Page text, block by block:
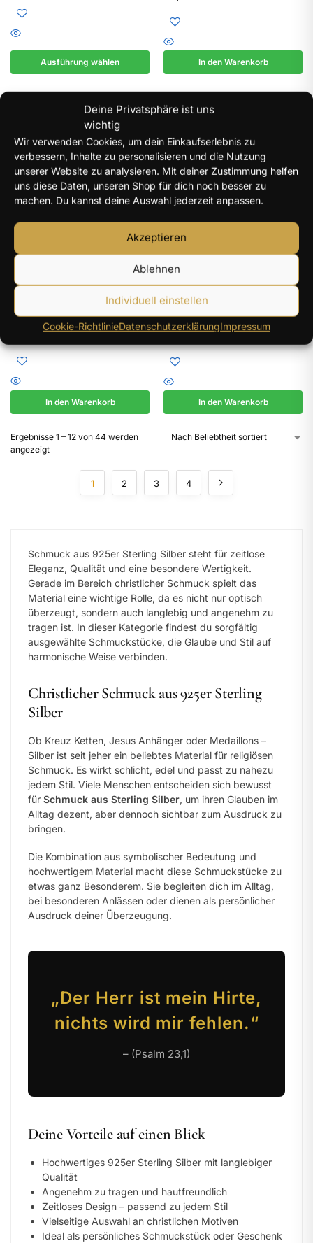
Deine Privatsphäre ist uns
wichtig
Wir verwenden Cookies, um dein Einkaufserlebnis zu
verbessern, Inhalte zu personalisieren und die Nutzung
unserer Website zu analysieren. Mit deiner Zustimmung helfen
uns diese Daten, unseren Shop für dich noch besser zu
machen. Du kannst deine Auswahl jederzeit anpassen.
Akzeptieren
Ablehnen
Individuell einstellen
Cookie-RichtlinieDatenschutzerklärungImpressum
Ausführung wählen In den Warenkorb
CHRISTLICHE DAMEN KETTEN &
ANHÄNGER – SCHMUCK MIT
MOISSANIT KETTEN &
CHRISTLICHER SCHMUCK &
Moissanit Glaube Liebe
Hoffnung Anhänger
In den Warenkorb
SCHMUCK SALE – CHRISTLICHER
SCHMUCK & MOISSANIT REDUZIERT
– SCHMUCK MIT STIL & BEDEUTUNG
Moissanit Herz Anhänger 2 ct –
In den Warenkorb
Ergebnisse 1 – 12 von 44 werden
angezeigt
1 2 3 4
Schmuck aus 925er Sterling Silber steht für zeitlose
Eleganz, Qualität und eine besondere Wertigkeit.
Gerade im Bereich christlicher Schmuck spielt das
Material eine wichtige Rolle, da es nicht nur optisch
überzeugt, sondern auch langlebig und angenehm zu
tragen ist. In dieser Kategorie findest du sorgfältig
ausgewählte Schmuckstücke, die Glaube und Stil auf
harmonische Weise verbinden.
Christlicher Schmuck aus 925er Sterling
Silber
Ob Kreuz Ketten, Jesus Anhänger oder Medaillons –
Silber ist seit jeher ein beliebtes Material für religiösen
Schmuck. Es wirkt schlicht, edel und passt zu nahezu
jedem Stil. Viele Menschen entscheiden sich bewusst
für Schmuck aus Sterling Silber, um ihren Glauben im
Alltag dezent, aber dennoch sichtbar zum Ausdruck zu
bringen.
Die Kombination aus symbolischer Bedeutung und
hochwertigem Material macht diese Schmuckstücke zu
etwas ganz Besonderem. Sie begleiten dich im Alltag,
bei besonderen Anlässen oder dienen als persönlicher
Ausdruck deiner Überzeugung.
„Der Herr ist mein Hirte,
nichts wird mir fehlen.“
– (Psalm 23,1)
Deine Vorteile auf einen Blick
Hochwertiges 925er Sterling Silber mit langlebiger
Qualität
Angenehm zu tragen und hautfreundlich
Zeitloses Design – passend zu jedem Stil
Vielseitige Auswahl an christlichen Motiven
Ideal als persönliches Schmuckstück oder Geschenk